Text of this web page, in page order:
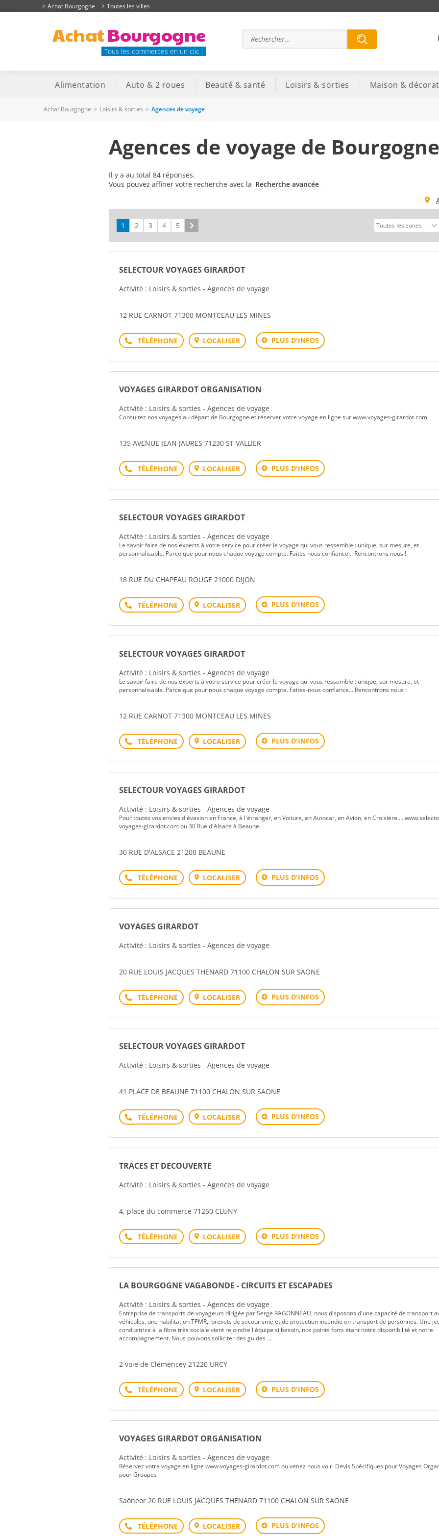
Achat Bourgogne Toutes les villes
AchatBourgogne
Tous les commerces en un clic !
Alimentation Auto & 2 roues Beauté & santé Loisirs & sorties Maison &
Achat Bourgogne > Loisirs & sorties > Agences de voyage
Agences de voyage de Bourgogne
Il y a au total 84 réponses.
Vous pouvez affiner votre recherche avec la Recherche avancée
1 2 3 4 5
SELECTOUR VOYAGES GIRARDOT
Activité : Loisirs & sorties - Agences de voyage
12 RUE CARNOT 71300 MONTCEAU LES MINES
Téléphone LOCALISER PLUS D'INFOS
VOYAGES GIRARDOT ORGANISATION
Activité : Loisirs & sorties - Agences de voyage
Consultez nos voyages au départ de Bourgogne et réserver votre voyage en ligne sur www.voyages-girardot.com
135 AVENUE JEAN JAURES 71230 ST VALLIER
Téléphone LOCALISER PLUS D'INFOS
SELECTOUR VOYAGES GIRARDOT
Activité : Loisirs & sorties - Agences de voyage
Le savoir faire de nos experts à votre service pour créer le voyage qui vous ressemble : unique, sur mesure, et
personnalisable. Parce que pour nous chaque voyage compte. Faites nous confiance... Rencontrons nous !
18 RUE DU CHAPEAU ROUGE 21000 DIJON
Téléphone LOCALISER PLUS D'INFOS
SELECTOUR VOYAGES GIRARDOT
Activité : Loisirs & sorties - Agences de voyage
Le savoir faire de nos experts à votre service pour créer le voyage qui vous ressemble : unique, sur mesure, et
personnalisable. Parce que pour nous chaque voyage compte. Faites-nous confiance... Rencontrons nous !
12 RUE CARNOT 71300 MONTCEAU LES MINES
Téléphone LOCALISER PLUS D'INFOS
SELECTOUR VOYAGES GIRARDOT
Activité : Loisirs & sorties - Agences de voyage
Pour toutes vos envies d'évasion en France, à l'étranger, en Voiture, en Autocar, en Avion, en
voyages-girardot.com ou 30 Rue d'Alsace à Beaune.
30 RUE D'ALSACE 21200 BEAUNE
Téléphone LOCALISER PLUS D'INFOS
VOYAGES GIRARDOT
Activité : Loisirs & sorties - Agences de voyage
20 RUE LOUIS JACQUES THENARD 71100 CHALON SUR SAONE
Téléphone LOCALISER PLUS D'INFOS
SELECTOUR VOYAGES GIRARDOT
Activité : Loisirs & sorties - Agences de voyage
41 PLACE DE BEAUNE 71100 CHALON SUR SAONE
Téléphone LOCALISER PLUS D'INFOS
TRACES ET DECOUVERTE
Activité : Loisirs & sorties - Agences de voyage
4, place du commerce 71250 CLUNY
Téléphone LOCALISER PLUS D'INFOS
LA BOURGOGNE VAGABONDE - CIRCUITS ET ESCAPADES
Activité : Loisirs & sorties - Agences de voyage
Entreprise de transports de voyageurs dirigée par Serge RAGONNEAU, nous disposons d'une capacité de transport
véhicules, une habilitation TPMR, brevets de secourisme et de protection incendie en transport de personnes. Une
conductrice à la fibre très sociale vient rejoindre l'équipe si besoin, nos points forts étant notre disponibilité et notre
accompagnement. Nous pouvons solliciter des guides ...
2 voie de Clémencey 21220 URCY
Téléphone LOCALISER PLUS D'INFOS
VOYAGES GIRARDOT ORGANISATION
Activité : Loisirs & sorties - Agences de voyage
Réservez votre voyage en ligne www.voyages-girardot.com ou venez nous voir. Devis Spécifiques pour Voyages
pour Groupes
Saôneor 20 RUE LOUIS JACQUES THENARD 71100 CHALON SUR SAONE
Téléphone LOCALISER PLUS D'INFOS